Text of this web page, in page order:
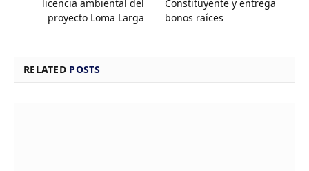
licencia ambiental del
proyecto Loma Larga
Constituyente y entrega
bonos raíces
RELATED POSTS